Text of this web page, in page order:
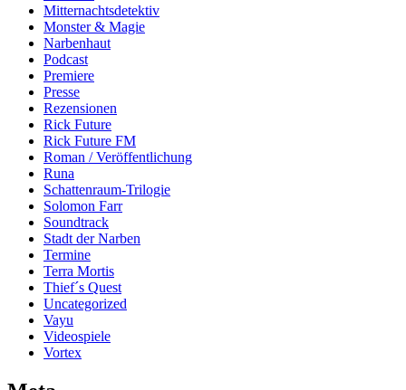
Mitternachtsdetektiv
Monster & Magie
Narbenhaut
Podcast
Premiere
Presse
Rezensionen
Rick Future
Rick Future FM
Roman / Veröffentlichung
Runa
Schattenraum-Trilogie
Solomon Farr
Soundtrack
Stadt der Narben
Termine
Terra Mortis
Thief´s Quest
Uncategorized
Vayu
Videospiele
Vortex